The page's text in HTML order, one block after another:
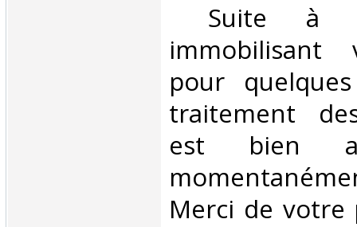
Suite à
immobilisant
pour
traitement
est bien
Merci de votre